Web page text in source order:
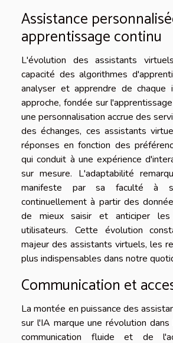
Assistance
apprentissage continu
L'évolution des assistants
capacité des algorithmes
analyser et apprendre de chaque
approche, fondée sur
une personnalisation accrue des
des échanges, ces assistants
réponses en fonction des
qui conduit à une expérience
sur mesure. L'adaptabilité
manifeste par sa faculté à
continuellement à partir des
de mieux saisir et anticiper les
utilisateurs. Cette évolution
majeur des assistants virtuels, les
plus indispensables dans notre
Communication et
La montée en puissance des
sur l'IA marque une révolution
communication fluide et de